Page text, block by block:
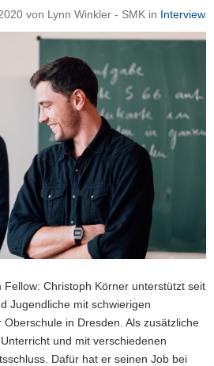
von Lynn Winkler - SMK in Interview
Christoph Körner unterstützt seit
Jugendliche mit schwierigen
in Dresden. Als zusätzliche
und mit verschiedenen
Dafür hat er seinen Job bei